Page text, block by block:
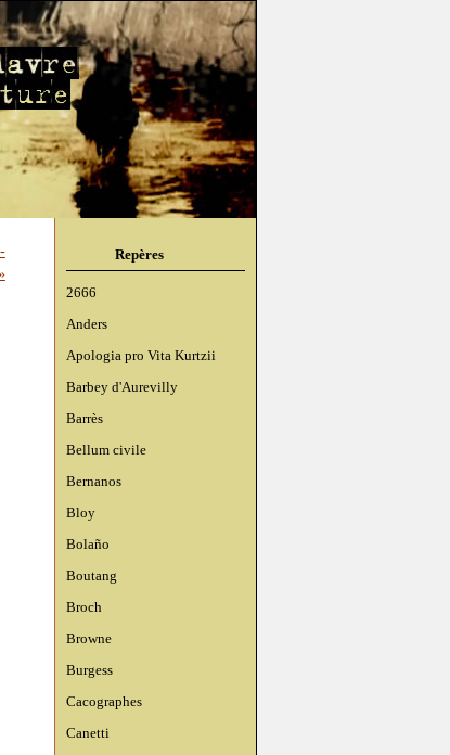
Repères
2666
Anders
Apologia pro Vita Kurtzii
Barbey d'Aurevilly
Barrès
Bellum civile
Bernanos
Bloy
Bolaño
Boutang
Broch
Browne
Burgess
Cacographes
Canetti